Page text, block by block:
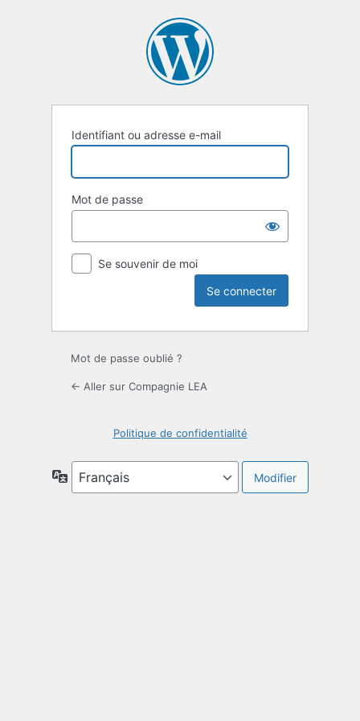
Identifiant ou adresse e-mail
Mot de passe
Se souvenir de moi
Mot de passe oublié ?
← Aller sur Compagnie LEA
Politique de confidentialité
Langue